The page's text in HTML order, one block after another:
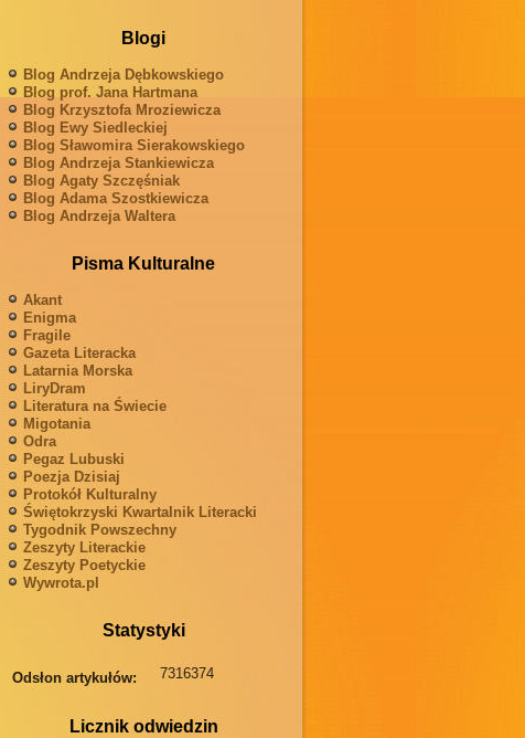
Blogi
Blog Andrzeja Dębkowskiego
Blog prof. Jana Hartmana
Blog Krzysztofa Mroziewicza
Blog Ewy Siedleckiej
Blog Sławomira Sierakowskiego
Blog Andrzeja Stankiewicza
Blog Agaty Szczęśniak
Blog Adama Szostkiewicza
Blog Andrzeja Waltera
Pisma Kulturalne
Akant
Enigma
Fragile
Gazeta Literacka
Latarnia Morska
LiryDram
Literatura na Świecie
Migotania
Odra
Pegaz Lubuski
Poezja Dzisiaj
Protokół Kulturalny
Świętokrzyski Kwartalnik Literacki
Tygodnik Powszechny
Zeszyty Literackie
Zeszyty Poetyckie
Wywrota.pl
Statystyki
Odsłon artykułów: 7316374
Licznik odwiedzin